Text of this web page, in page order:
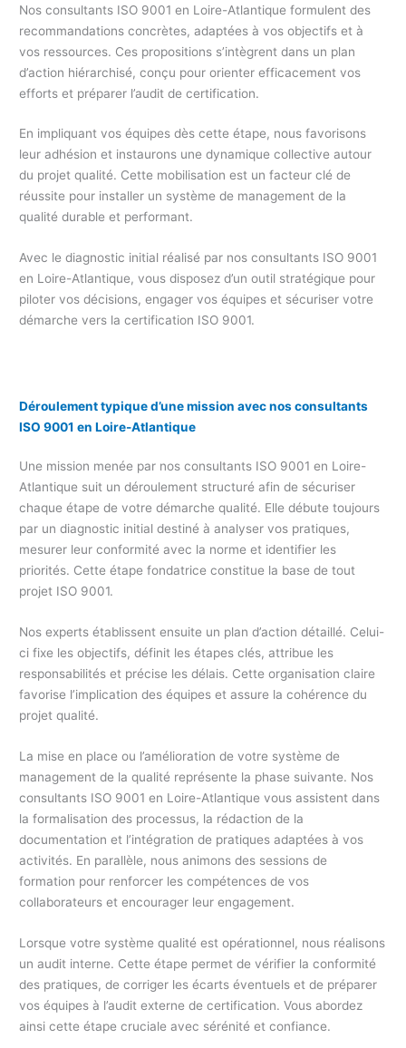
Nos consultants ISO 9001 en Loire-Atlantique formulent des
recommandations concrètes, adaptées à vos objectifs et à
vos ressources. Ces propositions s’intègrent dans un plan
d’action hiérarchisé, conçu pour orienter efficacement vos
efforts et préparer l’audit de certification.
En impliquant vos équipes dès cette étape, nous favorisons
leur adhésion et instaurons une dynamique collective autour
du projet qualité. Cette mobilisation est un facteur clé de
réussite pour installer un système de management de la
qualité durable et performant.
Avec le diagnostic initial réalisé par nos consultants ISO 9001
en Loire-Atlantique, vous disposez d’un outil stratégique pour
piloter vos décisions, engager vos équipes et sécuriser votre
démarche vers la certification ISO 9001.
Déroulement typique d’une mission avec nos consultants
ISO 9001 en Loire-Atlantique
Une mission menée par nos consultants ISO 9001 en Loire-
Atlantique suit un déroulement structuré afin de sécuriser
chaque étape de votre démarche qualité. Elle débute toujours
par un diagnostic initial destiné à analyser vos pratiques,
mesurer leur conformité avec la norme et identifier les
priorités. Cette étape fondatrice constitue la base de tout
projet ISO 9001.
Nos experts établissent ensuite un plan d’action détaillé. Celui-
ci fixe les objectifs, définit les étapes clés, attribue les
responsabilités et précise les délais. Cette organisation claire
favorise l’implication des équipes et assure la cohérence du
projet qualité.
La mise en place ou l’amélioration de votre système de
management de la qualité représente la phase suivante. Nos
consultants ISO 9001 en Loire-Atlantique vous assistent dans
la formalisation des processus, la rédaction de la
documentation et l’intégration de pratiques adaptées à vos
activités. En parallèle, nous animons des sessions de
formation pour renforcer les compétences de vos
collaborateurs et encourager leur engagement.
Lorsque votre système qualité est opérationnel, nous réalisons
un audit interne. Cette étape permet de vérifier la conformité
des pratiques, de corriger les écarts éventuels et de préparer
vos équipes à l’audit externe de certification. Vous abordez
ainsi cette étape cruciale avec sérénité et confiance.